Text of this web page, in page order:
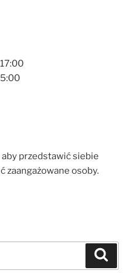
przedstawić siebie
zaangażowane osoby.